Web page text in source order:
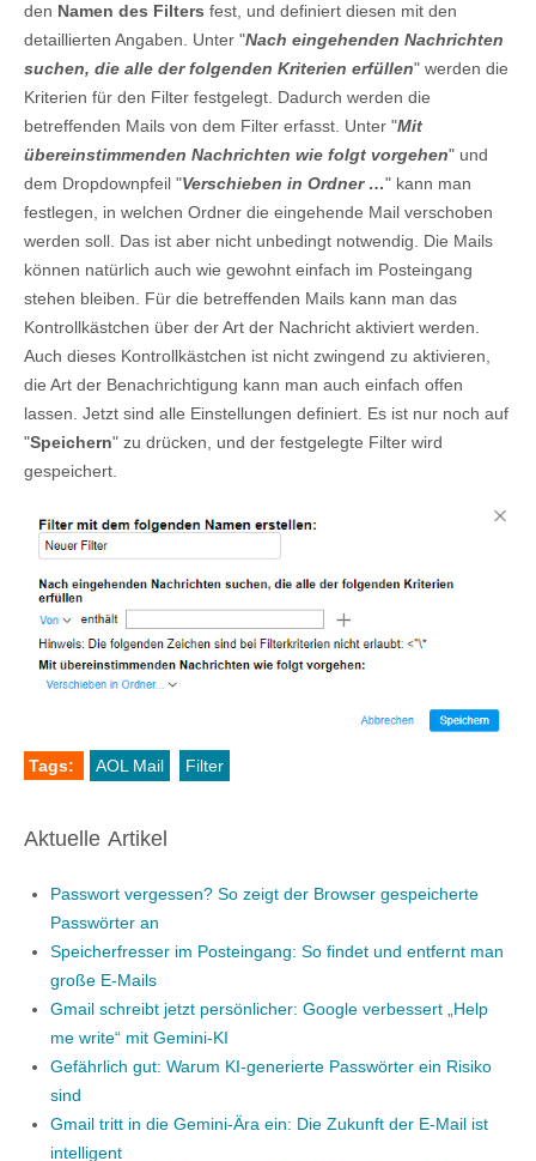
den Namen des Filters fest, und definiert diesen mit den
detaillierten Angaben. Unter "Nach eingehenden Nachrichten
suchen, die alle der folgenden Kriterien erfüllen" werden die
Kriterien für den Filter festgelegt. Dadurch werden die
betreffenden Mails von dem Filter erfasst. Unter "Mit
übereinstimmenden Nachrichten wie folgt vorgehen" und
dem Dropdownpfeil "Verschieben in Ordner …" kann man
festlegen, in welchen Ordner die eingehende Mail verschoben
werden soll. Das ist aber nicht unbedingt notwendig. Die Mails
können natürlich auch wie gewohnt einfach im Posteingang
stehen bleiben. Für die betreffenden Mails kann man das
Kontrollkästchen über der Art der Nachricht aktiviert werden.
Auch dieses Kontrollkästchen ist nicht zwingend zu aktivieren,
die Art der Benachrichtigung kann man auch einfach offen
lassen. Jetzt sind alle Einstellungen definiert. Es ist nur noch auf
"Speichern" zu drücken, und der festgelegte Filter wird
gespeichert.
Tags: AOL Mail Filter
Aktuelle Artikel
Passwort vergessen? So zeigt der Browser gespeicherte
Passwörter an
Speicherfresser im Posteingang: So findet und entfernt man
große E-Mails
Gmail schreibt jetzt persönlicher: Google verbessert „Help
me write“ mit Gemini-KI
Gefährlich gut: Warum KI-generierte Passwörter ein Risiko
sind
Gmail tritt in die Gemini-Ära ein: Die Zukunft der E-Mail ist
intelligent